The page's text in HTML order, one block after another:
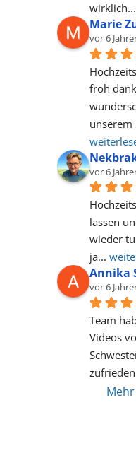
wirklich...
Marie
vor 6
froh
unserem
vor 6
lassen
wieder
ja...
Annika
vor 6
Team
Videos
zufrieden